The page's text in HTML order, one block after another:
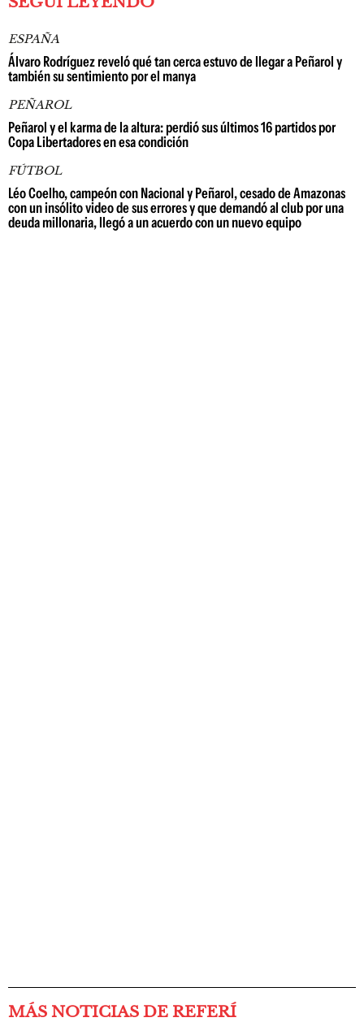
ESPAÑA
Álvaro Rodríguez reveló qué tan cerca estuvo de llegar a Peñarol y
también su sentimiento por el manya
PEÑAROL
Peñarol y el karma de la altura: perdió sus últimos 16 partidos por
Copa Libertadores en esa condición
FÚTBOL
Léo Coelho, campeón con Nacional y Peñarol, cesado de Amazonas
con un insólito video de sus errores y que demandó al club por una
deuda millonaria, llegó a un acuerdo con un nuevo equipo
MÁS NOTICIAS DE REFERÍ